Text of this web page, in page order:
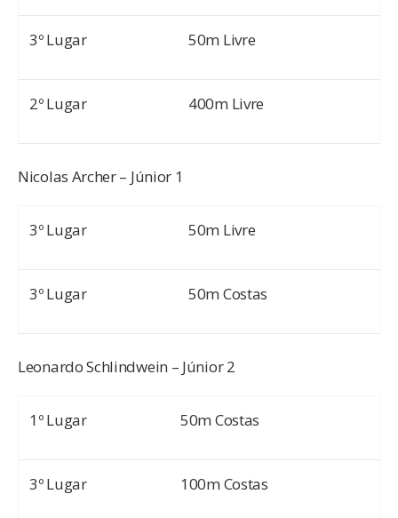
3º Lugar 50m Livre
2º Lugar 400m Livre
Nicolas Archer – Júnior 1
3º Lugar 50m Livre
3º Lugar 50m Costas
Leonardo Schlindwein – Júnior 2
1º Lugar 50m Costas
3º Lugar 100m Costas